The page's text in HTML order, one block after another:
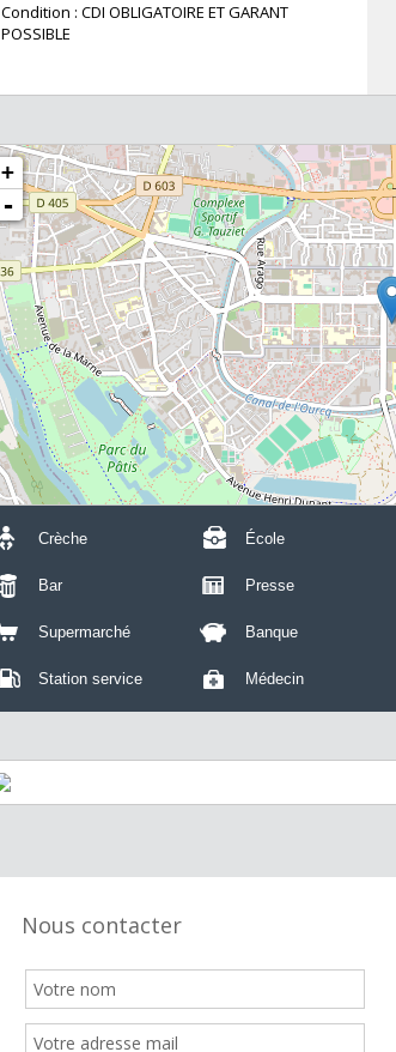
Condition : CDI OBLIGATOIRE ET GARANT
POSSIBLE
+
-
Crèche École
Bar Presse
Supermarché Banque
Station service Médecin
Nous contacter